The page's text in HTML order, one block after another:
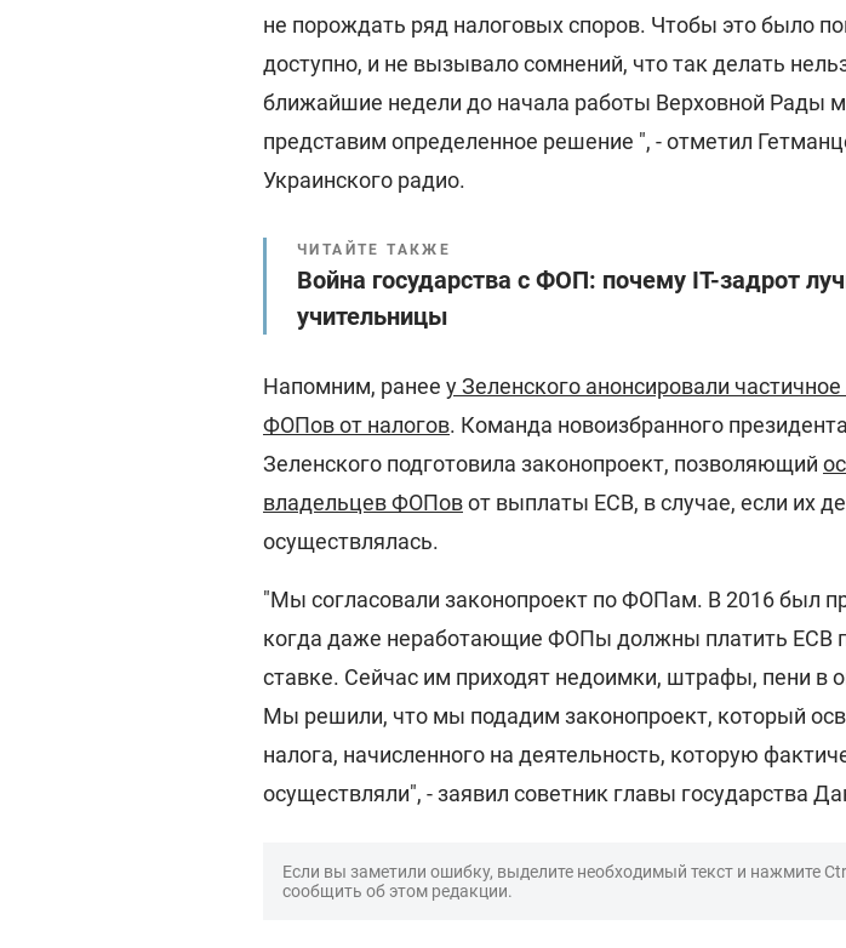
не порождать ряд налоговых споров. Чтобы это было
доступно, и не вызывало сомнений, что так делать
ближайшие недели до начала работы Верховной Рады
представим определенное решение ", - отметил
Украинского радио.
ЧИТАЙТЕ ТАКЖЕ
Война государства с ФОП: почему IT-задрот
учительницы
Напомним, ранее у Зеленского анонсировали
ФОПов от налогов. Команда новоизбранного
Зеленского подготовила законопроект, позволяющий
владельцев ФОПовот выплаты ЕСВ, в случае, если их
осуществлялась.
"Мы согласовали законопроект по ФОПам. В 2016 был
когда даже неработающие ФОПы должны платить ЕСВ
ставке. Сейчас им приходят недоимки, штрафы, пени в
Мы решили, что мы подадим законопроект, который
налога, начисленного на деятельность, которую
осуществляли", - заявил советник главы государства
Если вы заметили ошибку, выделите необходимый текст и нажмите
сообщить об этом редакции.